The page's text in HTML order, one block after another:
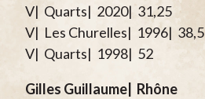
V| Quarts| 2020| 31,25
V| Les Churelles| 1996| 38,5
V| Quarts| 1998| 52
Gilles Guillaume| Rhône